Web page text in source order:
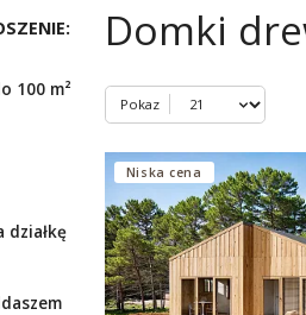
100 m²
Domki
Pokaz
Niska cena